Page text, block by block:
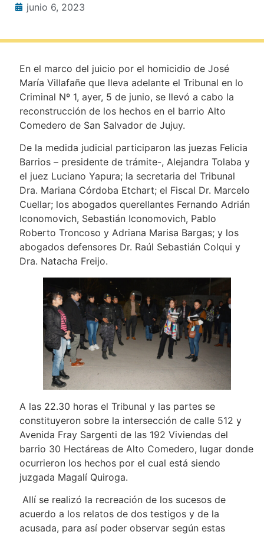
junio 6, 2023
En el marco del juicio por el homicidio de José
María Villafañe que lleva adelante el Tribunal en lo
Criminal Nº 1, ayer, 5 de junio, se llevó a cabo la
reconstrucción de los hechos en el barrio Alto
Comedero de San Salvador de Jujuy.
De la medida judicial participaron las juezas Felicia
Barrios – presidente de trámite-, Alejandra Tolaba y
el juez Luciano Yapura; la secretaria del Tribunal
Dra. Mariana Córdoba Etchart; el Fiscal Dr. Marcelo
Cuellar; los abogados querellantes Fernando Adrián
Iconomovich, Sebastián Iconomovich, Pablo
Roberto Troncoso y Adriana Marisa Bargas; y los
abogados defensores Dr. Raúl Sebastián Colqui y
Dra. Natacha Freijo.
A las 22.30 horas el Tribunal y las partes se
constituyeron sobre la intersección de calle 512 y
Avenida Fray Sargenti de las 192 Viviendas del
barrio 30 Hectáreas de Alto Comedero, lugar donde
ocurrieron los hechos por el cual está siendo
juzgada Magalí Quiroga.
Allí se realizó la recreación de los sucesos de
acuerdo a los relatos de dos testigos y de la
acusada, para así poder observar según estas